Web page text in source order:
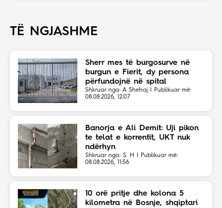
TË NGJASHME
Sherr mes të burgosurve në
burgun e Fierit, dy persona
përfundojnë në spital
Shkruar nga: A Shehaj | Publikuar më:
08.08.2026, 12:07
Banorja e Ali Demit: Uji pikon
te telat e korrentit, UKT nuk
ndërhyn
Shkruar nga: S. H | Publikuar më:
08.08.2026, 11:56
10 orë pritje dhe kolona 5
kilometra në Bosnje, shqiptari